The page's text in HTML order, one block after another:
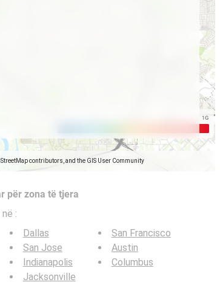
contributors, and the GIS User Community
për zona të tjera
:
Dallas
San Jose
Indianapolis
Jacksonville
San Francisco
Austin
Columbus